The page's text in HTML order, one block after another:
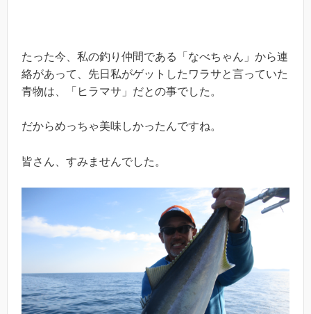
たった今、私の釣り仲間である「なべちゃん」から連
絡があって、先日私がゲットしたワラサと言っていた
青物は、「ヒラマサ」だとの事でした。
だからめっちゃ美味しかったんですね。
皆さん、すみませんでした。